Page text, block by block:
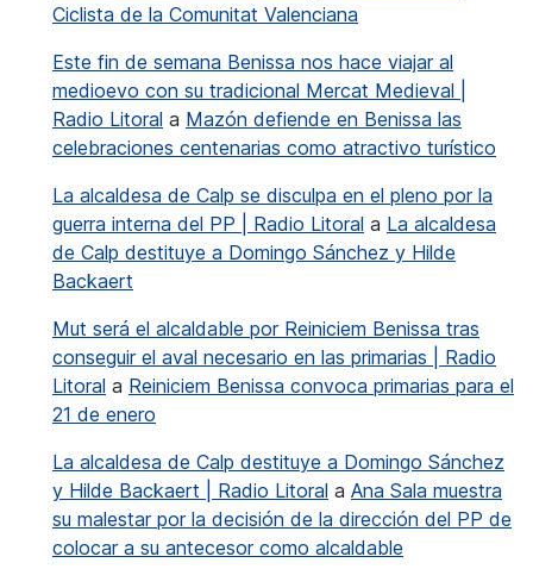
Ciclista de la Comunitat Valenciana
Este fin de semana Benissa nos hace viajar al
medioevo con su tradicional Mercat Medieval |
Radio Litoral a Mazón defiende en Benissa las
celebraciones centenarias como atractivo turístico
La alcaldesa de Calp se disculpa en el pleno por la
guerra interna del PP | Radio Litoral a La alcaldesa
de Calp destituye a Domingo Sánchez y Hilde
Backaert
Mut será el alcaldable por Reiniciem Benissa tras
conseguir el aval necesario en las primarias | Radio
Litoral a Reiniciem Benissa convoca primarias para el
21 de enero
La alcaldesa de Calp destituye a Domingo Sánchez
y Hilde Backaert | Radio Litoral a Ana Sala muestra
su malestar por la decisión de la dirección del PP de
colocar a su antecesor como alcaldable